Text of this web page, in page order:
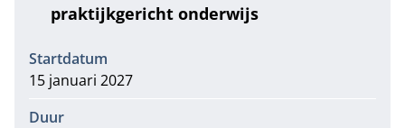
praktijkgericht onderwijs
Informatie
Startdatum
15 januari 2027
Duur